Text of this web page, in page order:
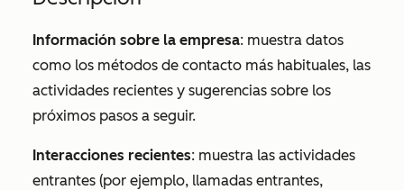
Información sobre la empresa: muestra datos
como los métodos de contacto más habituales, las
actividades recientes y sugerencias sobre los
próximos pasos a seguir.
Interacciones recientes: muestra las actividades
entrantes (por ejemplo, llamadas entrantes,